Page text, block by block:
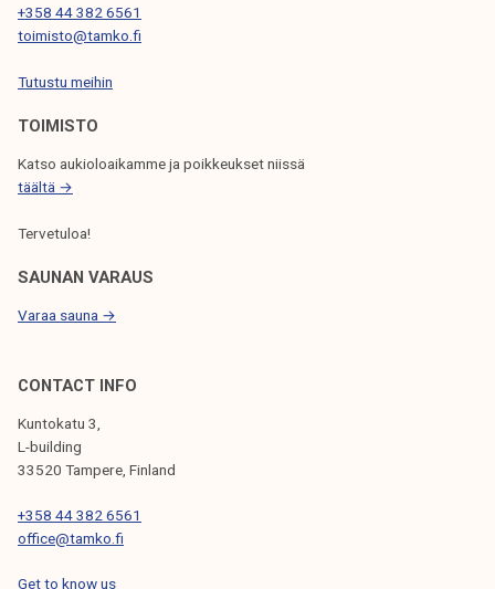
N
S
E
L
A
U
S
+358 44 382 6561
toimisto@tamko.fi
Tutustu meihin
TOIMISTO
Katso aukioloaikamme ja poikkeukset niissä
täältä →
Tervetuloa!
SAUNAN VARAUS
Varaa sauna →
CONTACT INFO
Kuntokatu 3,
L-building
33520 Tampere, Finland
+358 44 382 6561
office@tamko.fi
Get to know us